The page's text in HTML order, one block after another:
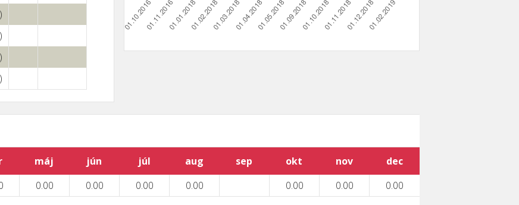
máj jún júl aug sep okt nov
dec
0.00 0.00 0.00 0.00 0.00 0.00 0.00